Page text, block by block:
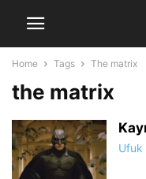
Home Tags The matrix
the matrix
Ufuk